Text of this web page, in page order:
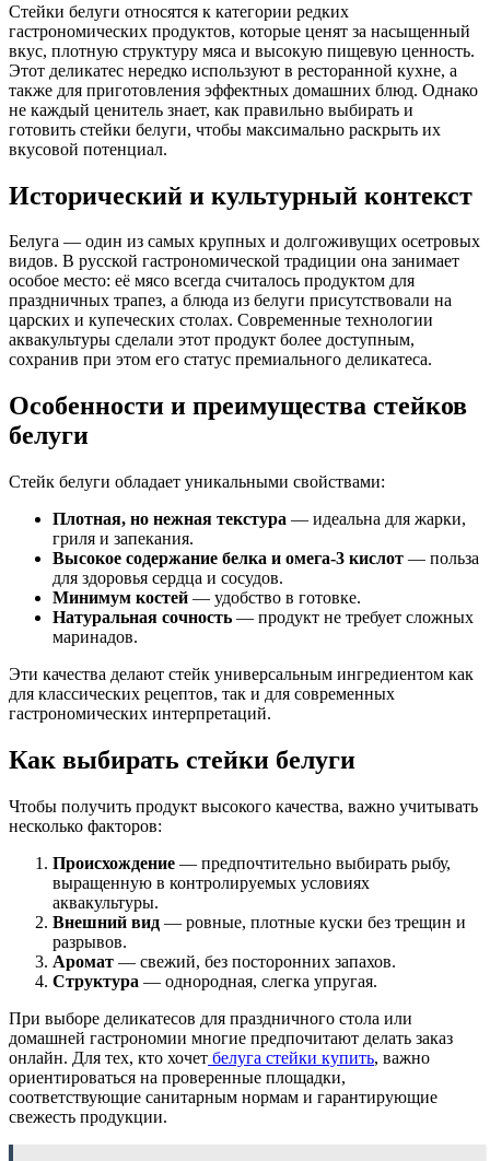
Стейки белуги относятся к категории редких
гастрономических продуктов, которые ценят за насыщенный
вкус, плотную структуру мяса и высокую пищевую ценность.
Этот деликатес нередко используют в ресторанной кухне, а
также для приготовления эффектных домашних блюд. Однако
не каждый ценитель знает, как правильно выбирать и
готовить стейки белуги, чтобы максимально раскрыть их
вкусовой потенциал.
Исторический и культурный контекст
Белуга — один из самых крупных и долгоживущих осетровых
видов. В русской гастрономической традиции она занимает
особое место: её мясо всегда считалось продуктом для
праздничных трапез, а блюда из белуги присутствовали на
царских и купеческих столах. Современные технологии
аквакультуры сделали этот продукт более доступным,
сохранив при этом его статус премиального деликатеса.
Особенности и преимущества стейков
белуги
Стейк белуги обладает уникальными свойствами:
Плотная, но нежная текстура — идеальна для жарки,
гриля и запекания.
Высокое содержание белка и омега-3 кислот — польза
для здоровья сердца и сосудов.
Минимум костей — удобство в готовке.
Натуральная сочность — продукт не требует сложных
маринадов.
Эти качества делают стейк универсальным ингредиентом как
для классических рецептов, так и для современных
гастрономических интерпретаций.
Как выбирать стейки белуги
Чтобы получить продукт высокого качества, важно учитывать
несколько факторов:
Происхождение — предпочтительно выбирать рыбу,
выращенную в контролируемых условиях
аквакультуры.
Внешний вид — ровные, плотные куски без трещин и
разрывов.
Аромат — свежий, без посторонних запахов.
Структура — однородная, слегка упругая.
При выборе деликатесов для праздничного стола или
домашней гастрономии многие предпочитают делать заказ
онлайн. Для тех, кто хочет белуга стейки купить, важно
ориентироваться на проверенные площадки,
соответствующие санитарным нормам и гарантирующие
свежесть продукции.